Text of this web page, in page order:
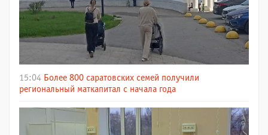
15:04 Более 800 саратовских семей получили
региональный маткапитал с начала года